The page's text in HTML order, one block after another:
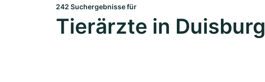
242 Suchergebnisse für
Tierärzte in Duisburg